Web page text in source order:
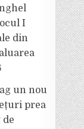
I
din
un nou
prea